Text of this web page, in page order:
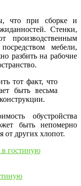
что при сборке и
Стенки,
производственным
мебели,
разбить на рабочие
тот факт, что
быть весьма
обустройства
быть непомерно
от других хлопот.